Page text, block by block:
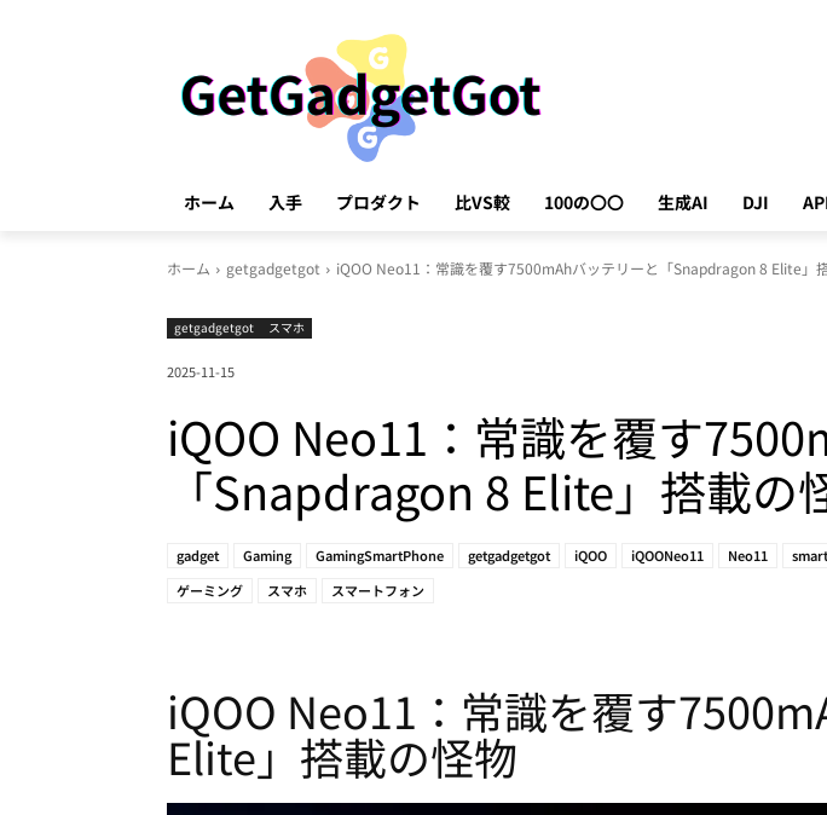
ホーム 入手 プロダクト 比VS較 100の〇〇 生成AI DJI
ホーム getgadgetgot iQOO Neo11：常識を覆す7500mAhバッテリーと「Snapdragon 8 Elite」
getgadgetgot スマホ
2025-11-15
iQOO Neo11：常識を覆す
「Snapdragon 8 Elite」搭載の
gadget Gaming GamingSmartPhone getgadgetgot iQOO iQOONeo11 Neo11
ゲーミング
スマホ スマートフォン
iQOO Neo11：常識を覆す
Elite」搭載の怪物